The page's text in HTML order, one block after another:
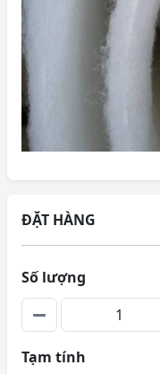
ĐẶT HÀNG
Số lượng
Tạm tính